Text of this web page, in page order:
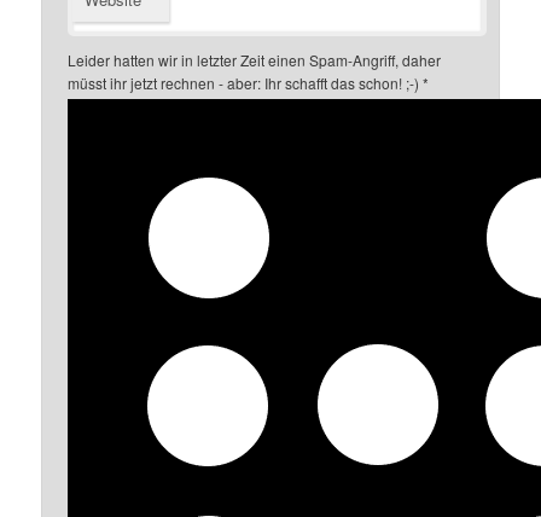
Leider hatten wir in letzter Zeit einen Spam-Angriff, daher
müsst ihr jetzt rechnen - aber: Ihr schafft das schon! ;-) *